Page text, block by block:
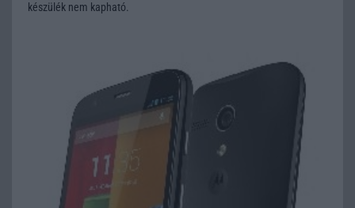
készülék nem kapható.